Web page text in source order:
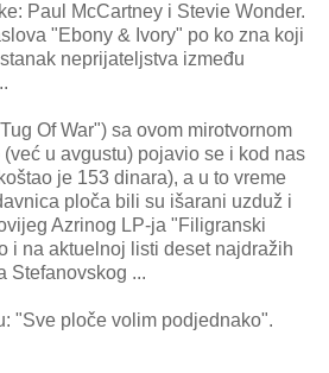
Paul McCartney i Stevie Wonder.
"Ebony & Ivory" po ko zna koji
neprijateljstva između
Of War") sa ovom mirotvornom
u avgustu) pojavio se i kod nas
je 153 dinara), a u to vreme
ploča bili su išarani uzduž i
Azrinog LP-ja "Filigranski
i na aktuelnoj listi deset najdražih
Stefanovskog ...
"Sve ploče volim podjednako".